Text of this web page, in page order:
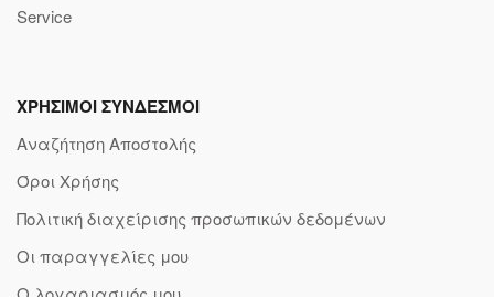
Service
ΧΡΗΣΙΜΟΙ ΣΥΝΔΕΣΜΟΙ
Αναζήτηση Αποστολής
Όροι Χρήσης
Πολιτική διαχείρισης προσωπικών δεδομένων
Οι παραγγελίες μου